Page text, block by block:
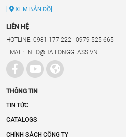
[
XEM BẢN ĐỒ]
LIÊN HỆ
HOTLINE: 0981 177 222 - 0979 525 665
EMAIL: INFO@HAILONGGLASS.VN
THÔNG TIN
TIN TỨC
CATALOGS
CHÍNH SÁCH CÔNG TY